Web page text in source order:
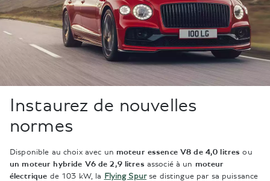
Instaurez de nouvelles
normes
Disponible au choix avec un moteur essence V8 de 4,0 litres ou
un moteur hybride V6 de 2,9 litres associé à un moteur
électrique de 103 kW, la Flying Spurse distingue par sa puissance